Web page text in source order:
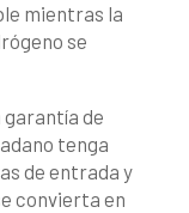
mientras la
se
garantía de
tenga
de entrada y
convierta en